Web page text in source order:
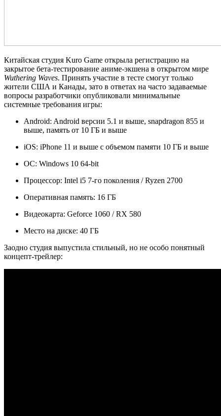
Китайская студия Kuro Game открыла регистрацию на
закрытое бета-тестирование аниме-экшена в открытом мире
Wuthering Waves. Принять участие в тесте смогут только
жители США и Канады, зато в ответах на часто задаваемые
вопросы разработчики опубликовали минимальные
системные требования игры:
Android: Android версии 5.1 и выше, snapdragon 855 и
выше, память от 10 ГБ и выше
iOS: iPhone 11 и выше с объемом памяти 10 ГБ и выше
ОС: Windows 10 64-bit
Процессор: Intel i5 7-го поколения / Ryzen 2700
Оперативная память: 16 ГБ
Видеокарта: Geforce 1060 / RX 580
Место на диске: 40 ГБ
Заодно студия выпустила стильный, но не особо понятный
концепт-трейлер: